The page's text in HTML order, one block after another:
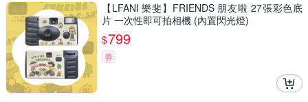
【LFANI 樂斐】FRIENDS 朋友啦 27張彩色底
片 一次性即可拍相機 (內置閃光燈)
$799
券